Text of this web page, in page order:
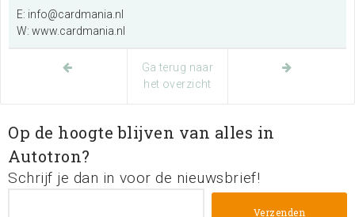
Ik exposeer op deze locatie
bekijken
Meer informatie
E: info@cardmania.nl
W: www.cardmania.nl
Ga terug naar
het overzicht
Op de hoogte blijven van alles in
Autotron?
Schrijf je dan in voor de nieuwsbrief!